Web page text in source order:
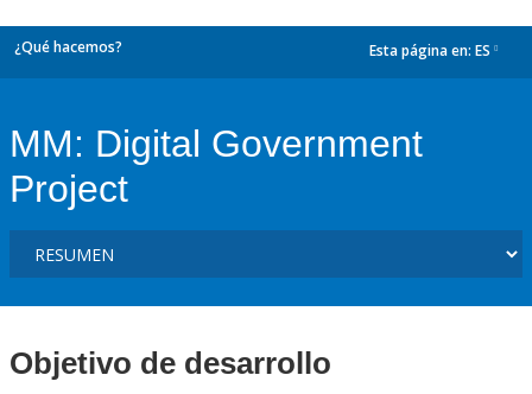
¿Qué hacemos? Esta página en: ES
MM: Digital Government
Project
Objetivo de desarrollo